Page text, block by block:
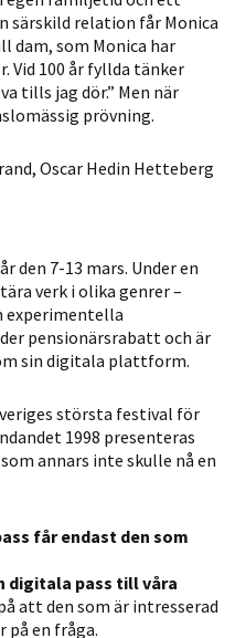
särskild relation får Monica
dam, som Monica har
Vid 100 år fyllda tänker
tills jag dör.” Men när
prövning.
Oscar Hedin Hetteberg
den 7-13 mars. Under en
verk i olika genrer –
experimentella
pensionärsrabatt och är
sin digitala plattform.
största festival för
1998 presenteras
annars inte skulle nå en
får endast den som
digitala pass till våra
att den som är intresserad
en fråga.
med dig av dina
intressen och ditt
beteende när du
surfar ökar du
personligt